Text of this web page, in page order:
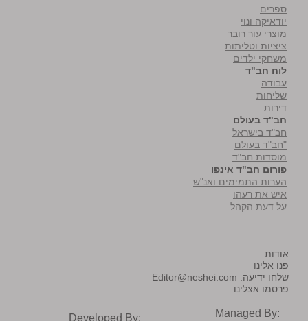
ספרים
יודאיקה ונוי
מוצרי עור רובר
ציציות וטליתות
משחקי ילדים
לוח חב"ד
עבודה
שליחות
דירות
חב"ד בעולם
חב"ד בישראל
"חב"ד בעולם
מוסדות חב"ד
פורום חב"ד אינפו
הערות התמימים ואנ"ש
איש את רעהו
על דעת הקהל
אודות
פנו אלינו
שלחו ידיעה: Editor@neshei.com
פרסמו אצלינו
Developed By: Managed By: